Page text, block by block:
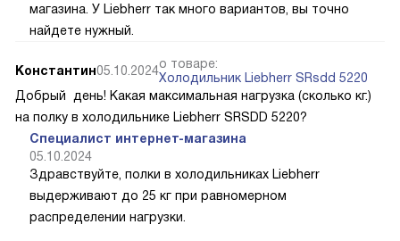
магазина. У Liebherr так много вариантов, вы точно
найдете нужный.
Константин05.10.2024о товаре:
Холодильник Liebherr SRsdd 5220
Добрый день! Какая максимальная нагрузка (сколько кг.)
на полку в холодильнике Liebherr SRSDD 5220?
Специалист интернет-магазина
05.10.2024
Здравствуйте, полки в холодильниках Liebherr
выдерживают до 25 кг при равномерном
распределении нагрузки.